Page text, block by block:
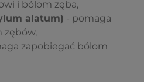
i bólom zęba,
alatum) - pomaga
zębów,
zapobiegać bólom